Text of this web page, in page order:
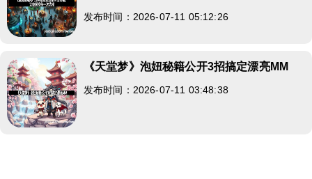
发布时间：2026-07-11 05:12:26
《天堂梦》泡妞秘籍公开3招搞定漂亮MM
发布时间：2026-07-11 03:48:38